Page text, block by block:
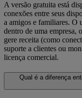
A versão gratuita está
conexões entre seus
a amigos e familiares. O
dentro de uma empresa,
gere receita (como
suporte a clientes ou
licença comercial.
Qual é a diferença